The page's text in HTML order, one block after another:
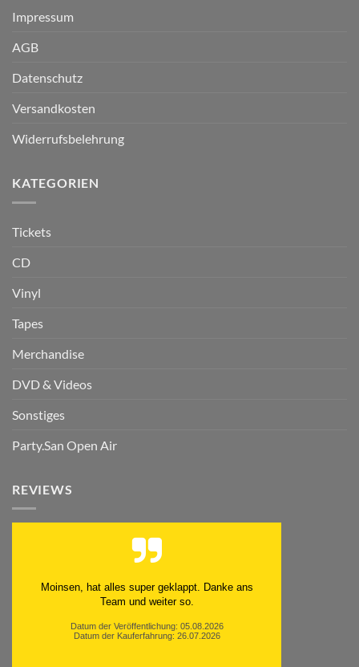
Impressum
AGB
Datenschutz
Versandkosten
Widerrufsbelehrung
KATEGORIEN
Tickets
CD
Vinyl
Tapes
Merchandise
DVD & Videos
Sonstiges
Party.San Open Air
REVIEWS
Moinsen, hat alles super geklappt. Danke ans
Team und weiter so.
Datum der Veröffentlichung: 05.08.2026
Datum der Kauferfahrung: 26.07.2026